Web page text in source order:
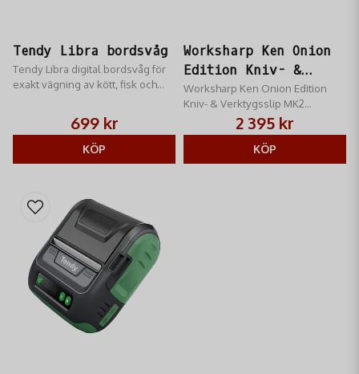
Tendy Libra bordsvåg
Tendy Libra digital bordsvåg för
exakt vägning av kött, fisk och
och tydlig display för proffsig
mathantering.699 kr
KÖP
Worksharp Ken Onion
Edition Kniv- &
Verktygsslip MK2
Worksharp Ken Onion Edition
Kniv- & Verktygsslip MK2
designad för både
eggentusiaster och knivsamlare
2 395 kr
KÖP